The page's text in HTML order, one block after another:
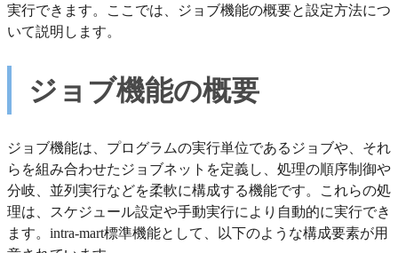
実行できます。ここでは、ジョブ機能の概要と設定方法につ
いて説明します。
ジョブ機能の概要
ジョブ機能は、プログラムの実行単位であるジョブや、それ
らを組み合わせたジョブネットを定義し、処理の順序制御や
分岐、並列実行などを柔軟に構成する機能です。これらの処
理は、スケジュール設定や手動実行により自動的に実行でき
ます。intra-mart標準機能として、以下のような構成要素が用